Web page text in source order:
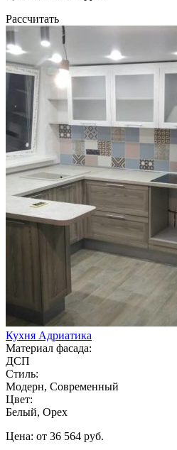
Рассчитать
Кухня Адриатика
Материал фасада:
ДСП
Стиль:
Модерн, Современный
Цвет:
Белый, Орех
Цена: от 36 564 руб.